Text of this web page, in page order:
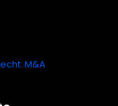
M&A